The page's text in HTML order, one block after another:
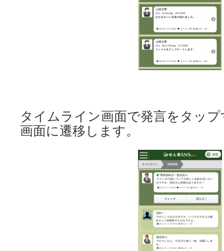
タイムライン画面で発言をタッ
画面に遷移します。